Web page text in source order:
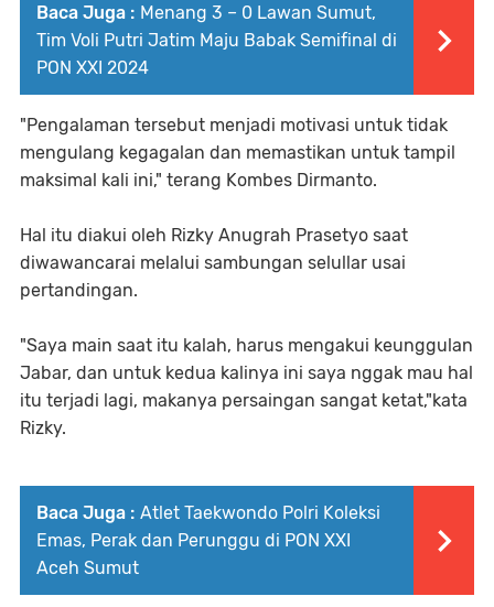
Baca Juga : Menang 3 – 0 Lawan Sumut,
Tim Voli Putri Jatim Maju Babak Semifinal di
PON XXI 2024
"Pengalaman tersebut menjadi motivasi untuk tidak
mengulang kegagalan dan memastikan untuk tampil
maksimal kali ini," terang Kombes Dirmanto.
Hal itu diakui oleh Rizky Anugrah Prasetyo saat
diwawancarai melalui sambungan selullar usai
pertandingan.
"Saya main saat itu kalah, harus mengakui keunggulan
Jabar, dan untuk kedua kalinya ini saya nggak mau hal
itu terjadi lagi, makanya persaingan sangat ketat,"kata
Rizky.
Baca Juga : Atlet Taekwondo Polri Koleksi
Emas, Perak dan Perunggu di PON XXI
Aceh Sumut